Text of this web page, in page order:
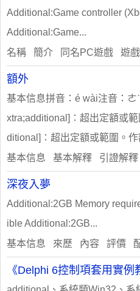
Additional:Game controller
Additional:Game...
名稱 簡介 同名PC遊戲 遊
額外
基本信息拼音：é wài注音：ㄜ
xtra;additional]∶超出定額或範
ditional]∶超出定額或範圍。作
基本信息 基本解釋 引證解釋
深夜入夢
Additional:2GB Memory
ible Additional:2GB...
基本信息 來歷 內容 評價
《Delphi 6控制項套用實例